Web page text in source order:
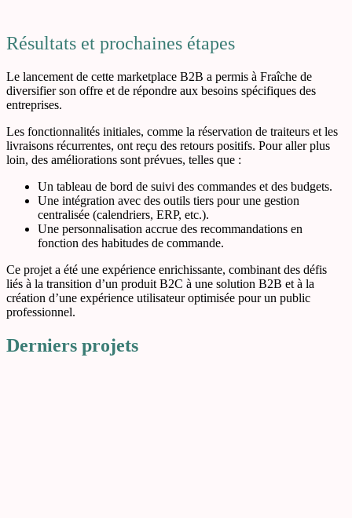
Résultats et prochaines étapes
Le lancement de cette marketplace B2B a permis à Fraîche de
diversifier son offre et de répondre aux besoins spécifiques des
entreprises.
Les fonctionnalités initiales, comme la réservation de traiteurs et les
livraisons récurrentes, ont reçu des retours positifs. Pour aller plus
loin, des améliorations sont prévues, telles que :
Un tableau de bord de suivi des commandes et des budgets.
Une intégration avec des outils tiers pour une gestion
centralisée (calendriers, ERP, etc.).
Une personnalisation accrue des recommandations en
fonction des habitudes de commande.
Ce projet a été une expérience enrichissante, combinant des défis
liés à la transition d’un produit B2C à une solution B2B et à la
création d’une expérience utilisateur optimisée pour un public
professionnel.
Derniers projets